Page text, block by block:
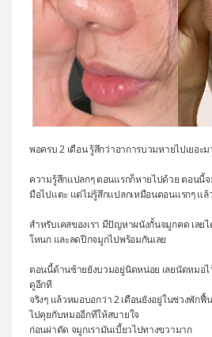
Real Selfie Review
พอครบ 2 เดือน รู้สึกว่าอาการบวมหายไปเยอะ
ความรู้สึกแปลกๆ ตอนแรกก็หายไปด้วย ตอนนี้
มือไปแตะ แต่ไม่รู้สึกแปลกเหมือนตอนแรกๆ แล้
สำหรับเคสของเรา มีปัญหาผนังกั้นจมูกคด เลย
โหนก และลดปีกจมูกไปพร้อมกันเลย
ตอนนี้ด้านซ้ายยังบวมอยู่นิดหน่อย เลยนัดหมอไ
ดูอีกที
จริงๆ แล้วหมอบอกว่า 2 เดือนยังอยู่ในช่วงพัก
ไปคุยกับหมออีกทีให้สบายใจ
ก่อนผ่าตัด จมูกเรามันเบี้ยวไปทางขวามาก